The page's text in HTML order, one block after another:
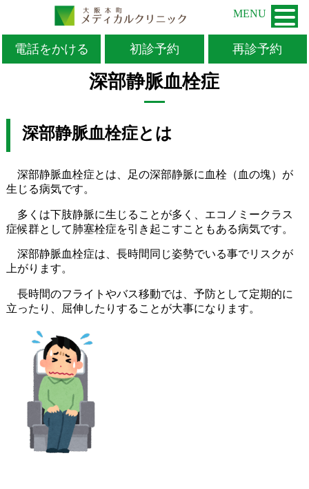
電話をかける 初診予約 再診予約
TOP>一般内科 >深部静脈血栓症
深部静脈血栓症
深部静脈血栓症とは
深部静脈血栓症とは、足の深部静脈に血栓（血の塊）が
生じる病気です。
多くは下肢静脈に生じることが多く、エコノミークラス
症候群として肺塞栓症を引き起こすこともある病気です。
深部静脈血栓症は、長時間同じ姿勢でいる事でリスクが
上がります。
長時間のフライトやバス移動では、予防として定期的に
立ったり、屈伸したりすることが大事になります。